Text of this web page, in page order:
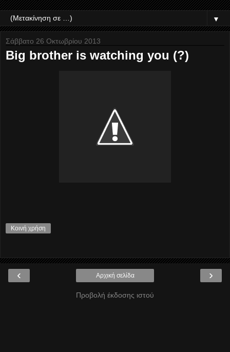
▼
Σάββατο 26 Οκτωβρίου 2013
Big brother is watching you (?)
Κοινή χρήση
‹ ›
Αρχική σελίδα
Προβολή έκδοσης ιστού